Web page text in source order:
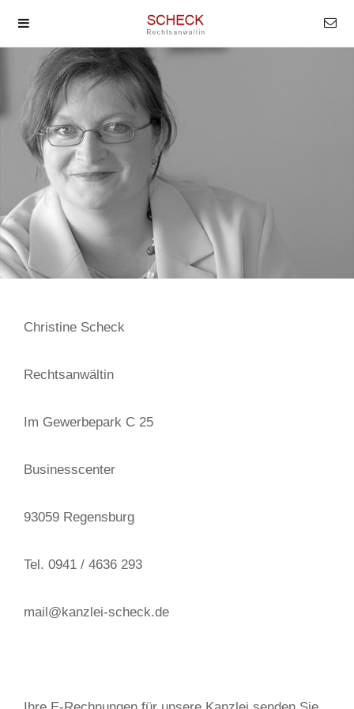
Christine Scheck
Rechtsanwältin
Im Gewerbepark C 25
Businesscenter
93059 Regensburg
Tel. 0941 / 4636 293
mail@kanzlei-scheck.de